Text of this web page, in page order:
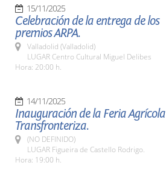
15/11/2025
Celebración de la entrega de los
premios ARPA.
Valladolid (Valladolid)
LUGAR Centro Cultural Miguel Delibes
Hora: 20:00 h.
14/11/2025
Inauguración de la Feria Agrícola
Transfronteriza.
(NO DEFINIDO)
LUGAR Figueira de Castello Rodrigo.
Hora: 19:00 h.